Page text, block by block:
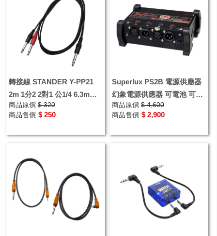
轉接線 STANDER Y-PP21
2m 1分2 2對1 公1/4 6.3mm
TRS 轉 R 公 訊號線
商品原價 $ 320
商品售價 $ 250
Superlux PS2B 電源供應器
幻象電源供應器 可電池 可變
壓器
商品原價 $ 4,600
商品售價 $ 2,900